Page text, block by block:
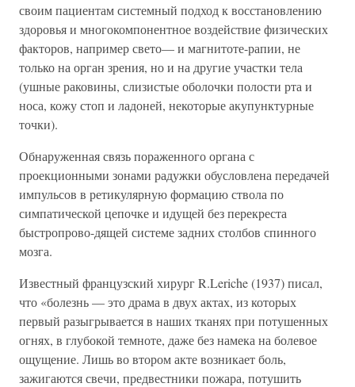
своим пациентам системный подход к восстановлению
здоровья и многокомпонентное воздействие физических
факторов, например свето— и магнитоте-рапии, не
только на орган зрения, но и на другие участки тела
(ушные раковины, слизистые оболочки полости рта и
носа, кожу стоп и ладоней, некоторые акупунктурные
точки).
Обнаруженная связь пораженного органа с
проекционными зонами радужки обусловлена передачей
импульсов в ретикулярную формацию ствола по
симпатической цепочке и идущей без перекреста
быстропрово-дящей системе задних столбов спинного
мозга.
Известный французский хирург R.Leriche (1937) писал,
что «болезнь — это драма в двух актах, из которых
первый разыгрывается в наших тканях при потушенных
огнях, в глубокой темноте, даже без намека на болевое
ощущение. Лишь во втором акте возникает боль,
зажигаются свечи, предвестники пожара, потушить